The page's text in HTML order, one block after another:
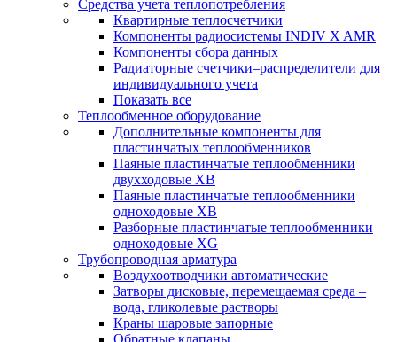
Средства учета теплопотребления
Квартирные теплосчетчики
Компоненты радиосистемы INDIV X AMR
Компоненты сбора данных
Радиаторные счетчики–распределители для
индивидуального учета
Показать все
Теплообменное оборудование
Дополнительные компоненты для
пластинчатых теплообменников
Паяные пластинчатые теплообменники
двухходовые XB
Паяные пластинчатые теплообменники
одноходовые ХВ
Разборные пластинчатые теплообменники
одноходовые ХG
Трубопроводная арматура
Воздухоотводчики автоматические
Затворы дисковые, перемещаемая среда –
вода, гликолевые растворы
Краны шаровые запорные
Обратные клапаны